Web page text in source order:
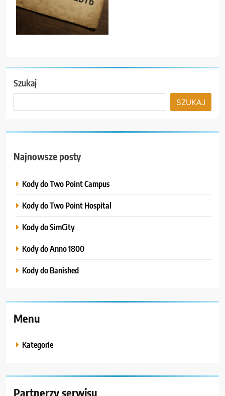
Szukaj
SZUKAJ
Najnowsze posty
Kody do Two Point Campus
Kody do Two Point Hospital
Kody do SimCity
Kody do Anno 1800
Kody do Banished
Menu
Kategorie
Partnerzy serwisu